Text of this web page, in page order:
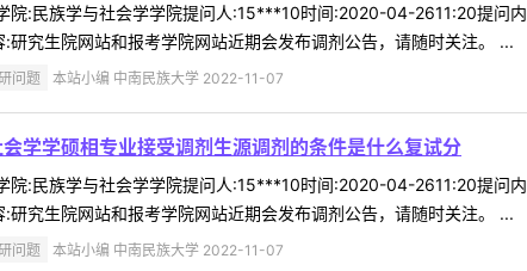
院:民族学与社会学学院提问人:15***10时间:2020-04-2611:20提问
:研究生院网站和报考学院网站近期会发布调剂公告，请随时关注。 ...
问题 本站小编 中南民族大学 2022-11-07
学学硕相专业接受调剂生源调剂的条件是什么复试分
院:民族学与社会学学院提问人:15***10时间:2020-04-2611:20提问
:研究生院网站和报考学院网站近期会发布调剂公告，请随时关注。 ...
问题 本站小编 中南民族大学 2022-11-07